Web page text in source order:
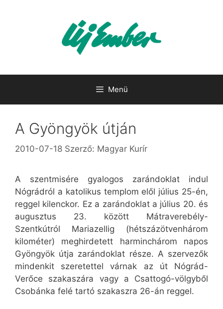
Menü
A Gyöngyök útján
2010-07-18 Szerző: Magyar Kurír
A szentmisére gyalogos zarándoklat indul
Nógrádról a katolikus templom elől július 25-én,
reggel kilenckor. Ez a zarándoklat a július 20. és
augusztus 23. között Mátraverebély-
Szentkútról Mariazellig (hétszázötvenhárom
kilométer) meghirdetett harminchárom napos
Gyöngyök útja zarándoklat része. A szervezők
mindenkit szeretettel várnak az út Nógrád-
Verőce szakaszára vagy a Csattogó-völgyből
Csobánka felé tartó szakaszra 26-án reggel.